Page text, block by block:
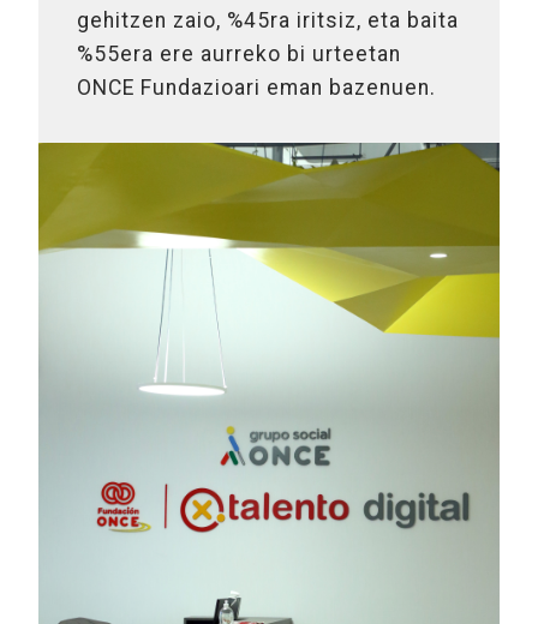
gehitzen zaio, %45ra iritsiz, eta baita
%55era ere aurreko bi urteetan
ONCE Fundazioari eman bazenuen.
Irakurri gehiago talentu digitalari buruz (Beste leiho batean